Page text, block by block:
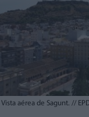
Vista aérea de Sagunt. //